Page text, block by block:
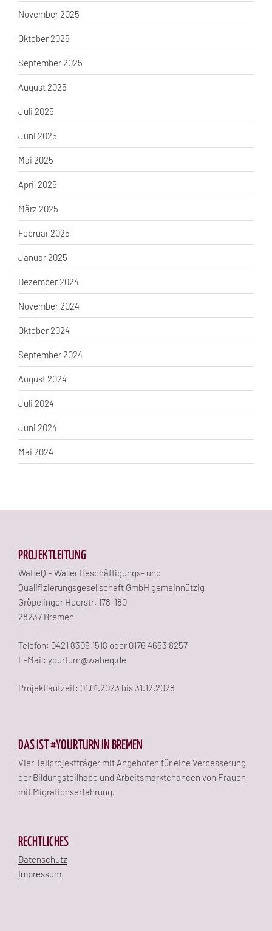
November 2025
Oktober 2025
September 2025
August 2025
Juli 2025
Juni 2025
Mai 2025
April 2025
März 2025
Februar 2025
Januar 2025
Dezember 2024
November 2024
Oktober 2024
September 2024
August 2024
Juli 2024
Juni 2024
Mai 2024
PROJEKTLEITUNG
WaBeQ – Waller Beschäftigungs- und
Qualifizierungsgesellschaft GmbH gemeinnützig
Gröpelinger Heerstr. 178-180
28237 Bremen
Telefon: 0421 8306 1518 oder 0176 4653 8257
E-Mail: yourturn@wabeq.de
Projektlaufzeit: 01.01.2023 bis 31.12.2028
DAS IST #YOURTURN IN BREMEN
Vier Teilprojektträger mit Angeboten für eine Verbesserung
der Bildungsteilhabe und Arbeitsmarktchancen von Frauen
mit Migrationserfahrung.
RECHTLICHES
Datenschutz
Impressum